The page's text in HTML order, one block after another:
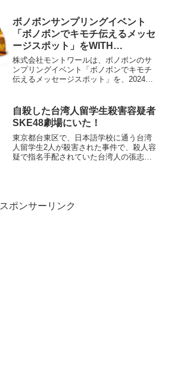
ボノボンサンプリングイベント
「ボノボンでキモチ伝えるメッセ
ージスポット」をWITH
HARAJUKUにて1月21日に開催!
株式会社モントワールは、ボノボンのサ
ンプリングイベント「ボノボンでキモチ
伝えるメッセージスポット」を、2024年1
でキモチを伝えるメッセージスポット」
が1月...
自殺した台湾人留学生殺害容疑者
SKE48劇場にいた！
東京都台東区で、日本語学校に通う台湾
人留学生2人が殺害された事件で、殺人容
疑で指名手配されていた台湾人の張志揚
スポンサーリンク